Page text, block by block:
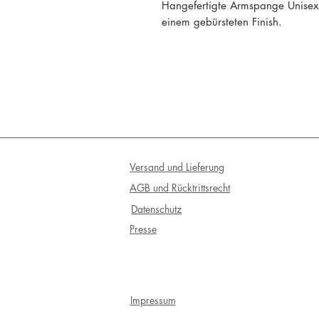
Hangefertigte Armspange
einem gebürsteten Finish.
Versand und Lieferung
AGB und Rücktrittsrecht
Datenschutz
Presse
Impressum